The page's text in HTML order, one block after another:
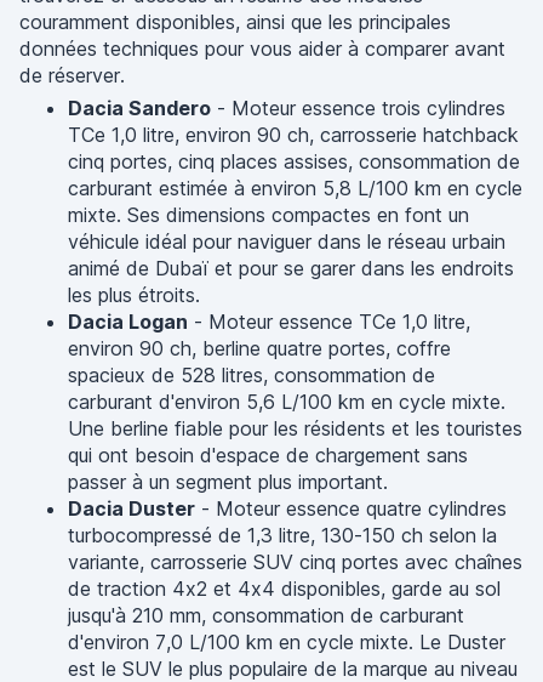
couramment disponibles, ainsi que les principales
données techniques pour vous aider à comparer avant
de réserver.
Dacia Sandero - Moteur essence trois cylindres
TCe 1,0 litre, environ 90 ch, carrosserie hatchback
cinq portes, cinq places assises, consommation de
carburant estimée à environ 5,8 L/100 km en cycle
mixte. Ses dimensions compactes en font un
véhicule idéal pour naviguer dans le réseau urbain
animé de Dubaï et pour se garer dans les endroits
les plus étroits.
Dacia Logan - Moteur essence TCe 1,0 litre,
environ 90 ch, berline quatre portes, coffre
spacieux de 528 litres, consommation de
carburant d'environ 5,6 L/100 km en cycle mixte.
Une berline fiable pour les résidents et les touristes
qui ont besoin d'espace de chargement sans
passer à un segment plus important.
Dacia Duster - Moteur essence quatre cylindres
turbocompressé de 1,3 litre, 130-150 ch selon la
variante, carrosserie SUV cinq portes avec chaînes
de traction 4x2 et 4x4 disponibles, garde au sol
jusqu'à 210 mm, consommation de carburant
d'environ 7,0 L/100 km en cycle mixte. Le Duster
est le SUV le plus populaire de la marque au niveau